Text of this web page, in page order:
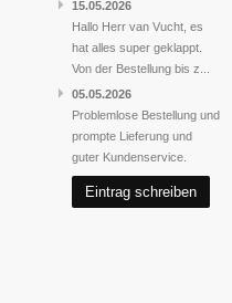
15.05.2026
Hallo Herr van Vucht, es
hat alles super geklappt.
Von der Bestellung bis z...
05.05.2026
Problemlose Bestellung und
prompte Lieferung und
guter Kundenservice.
Eintrag schreiben